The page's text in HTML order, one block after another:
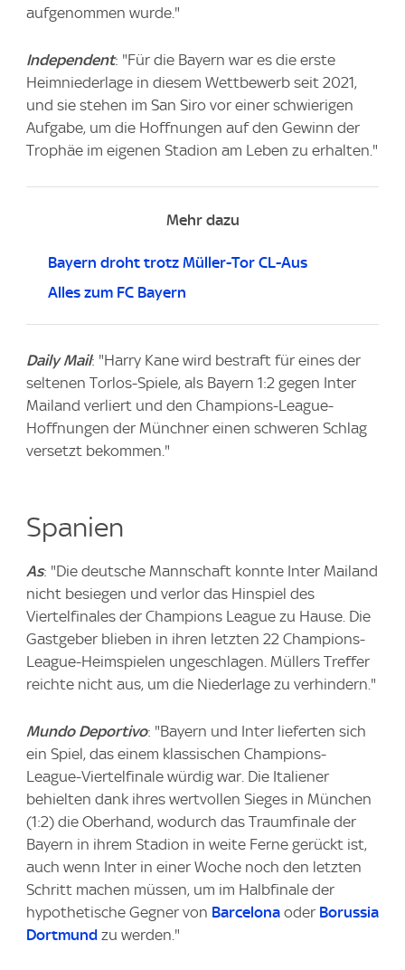
aufgenommen wurde."
Independent: "Für die Bayern war es die erste
Heimniederlage in diesem Wettbewerb seit 2021,
und sie stehen im San Siro vor einer schwierigen
Aufgabe, um die Hoffnungen auf den Gewinn der
Trophäe im eigenen Stadion am Leben zu erhalten."
Mehr dazu
Bayern droht trotz Müller-Tor CL-Aus
Alles zum FC Bayern
Daily Mail: "Harry Kane wird bestraft für eines der
seltenen Torlos-Spiele, als Bayern 1:2 gegen Inter
Mailand verliert und den Champions-League-
Hoffnungen der Münchner einen schweren Schlag
versetzt bekommen."
Spanien
As: "Die deutsche Mannschaft konnte Inter Mailand
nicht besiegen und verlor das Hinspiel des
Viertelfinales der Champions League zu Hause. Die
Gastgeber blieben in ihren letzten 22 Champions-
League-Heimspielen ungeschlagen. Müllers Treffer
reichte nicht aus, um die Niederlage zu verhindern."
Mundo Deportivo: "Bayern und Inter lieferten sich
ein Spiel, das einem klassischen Champions-
League-Viertelfinale würdig war. Die Italiener
behielten dank ihres wertvollen Sieges in München
(1:2) die Oberhand, wodurch das Traumfinale der
Bayern in ihrem Stadion in weite Ferne gerückt ist,
auch wenn Inter in einer Woche noch den letzten
Schritt machen müssen, um im Halbfinale der
hypothetische Gegner von Barcelona oder Borussia
Dortmund zu werden."